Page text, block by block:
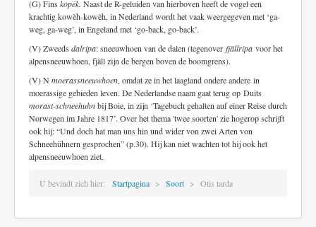
(G) Fins kopék. Naast de R-geluiden van hierboven heeft de vogel een
krachtig kowèh-kowèh, in Nederland wordt het vaak weergegeven met ‘ga-
weg, ga-weg’, in Engeland met ‘go-back, go-back’.
(V) Zweeds dalripa: sneeuwhoen van de dalen (tegenover fjällripa voor het
alpensneeuwhoen, fjäll zijn de bergen boven de boomgrens).
(V) Nmoerassneeuwhoen, omdat ze in het laagland ondere andere in
moerassige gebieden leven. De Nederlandse naam gaat terug op Duits
morast-schneehuhnbij Boie, in zijn ‘Tagebuch gehalten auf einer Reise durch
Norwegen im Jahre 1817’. Over het thema 'twee soorten' zie hogerop schrijft
ook hij: “Und doch hat man uns hin und wider von zwei Arten von
Schneehühnern gesprochen” (p.30). Hij kan niet wachten tot hij ook het
alpensneeuwhoen ziet.
U bevindt zich hier: Startpagina Soort Otis tarda